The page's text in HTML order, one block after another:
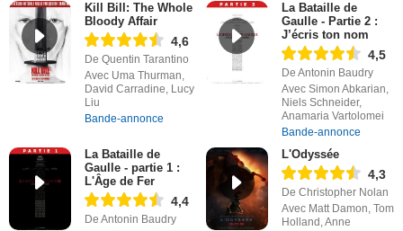
Kill Bill: The Whole
Bloody Affair
4,6
De Quentin Tarantino
Avec Uma Thurman,
David Carradine, Lucy
Liu
Bande-annonce
La Bataille de
Gaulle - Partie 2 :
J’écris ton nom
4,5
De Antonin Baudry
Avec Simon Abkarian,
Niels Schneider,
Anamaria Vartolomei
Bande-annonce
La Bataille de
Gaulle - partie 1 :
L'Âge de Fer
4,4
De Antonin Baudry
L'Odyssée
4,3
De Christopher Nolan
Avec Matt Damon, Tom
Holland, Anne